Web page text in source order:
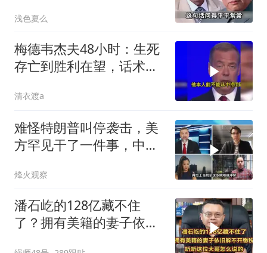
浅色夏么
梅德韦杰夫48小时：生死
存亡到胜利在望，话术变
清衣渡a
难怪特朗普叫停袭击，美
方罕见干了一件事，中方
烽火观察
潘石屹的128亿藏不住
了？拥有美籍的妻子依旧